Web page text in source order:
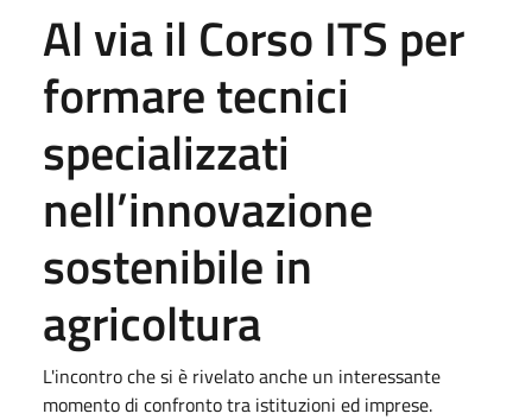
Al via il Corso ITS per
formare tecnici
specializzati
nell’innovazione
sostenibile in
agricoltura
L'incontro che si è rivelato anche un interessante
momento di confronto tra istituzioni ed imprese.